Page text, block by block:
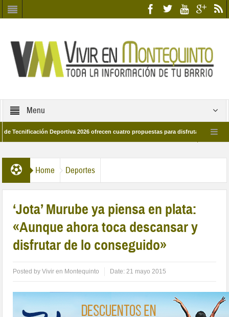
Menu
Deportiva 2026 ofrecen cuatro propuestas para disfrutar del deporte este
Home Deportes
‘Jota’ Murube ya piensa en plata:
«Aunque ahora toca descansar y
disfrutar de lo conseguido»
Posted byVivir en Montequinto Date:21 mayo 2015